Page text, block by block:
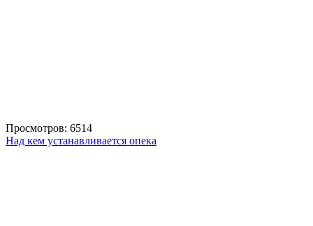
Просмотров: 6514
Над кем устанавливается опека